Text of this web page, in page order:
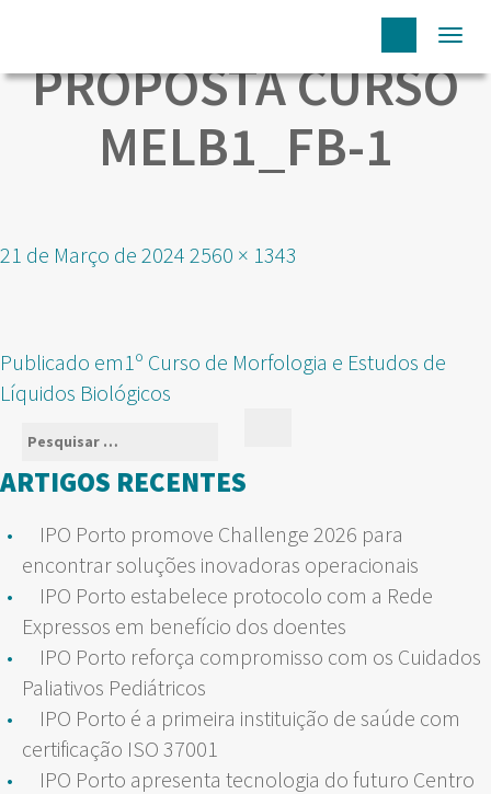
PROPOSTA CURSO
MELB1_FB-1
Publicado
21 de Março de 2024 Tamanho
2560 × 1343
NAVEGAÇÃO
DE
ARTIGOS
Publicado em1º Curso de Morfologia e Estudos de
Líquidos Biológicos
Pesquisar
por:
ARTIGOS RECENTES
IPO Porto promove Challenge 2026 para
encontrar soluções inovadoras operacionais
IPO Porto estabelece protocolo com a Rede
Expressos em benefício dos doentes
IPO Porto reforça compromisso com os Cuidados
Paliativos Pediátricos
IPO Porto é a primeira instituição de saúde com
certificação ISO 37001
IPO Porto apresenta tecnologia do futuro Centro